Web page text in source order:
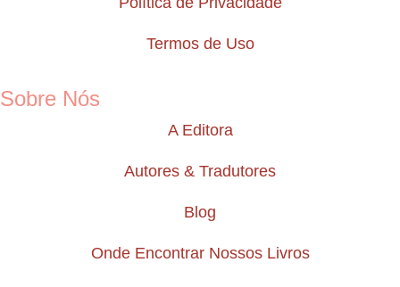
Termos de Uso
Sobre Nós
A Editora
Autores & Tradutores
Blog
Onde Encontrar Nossos Livros